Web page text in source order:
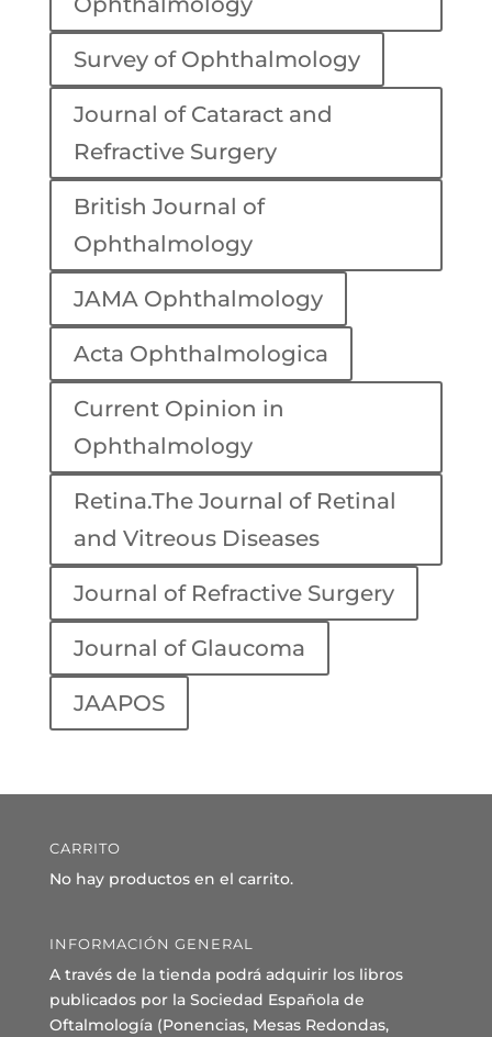
Survey of Ophthalmology
Journal of Cataract and
Refractive Surgery
British Journal of
Ophthalmology
JAMA Ophthalmology
Acta Ophthalmologica
Current Opinion in
Ophthalmology
Retina.The Journal of Retinal
and Vitreous Diseases
Journal of Refractive Surgery
Journal of Glaucoma
JAAPOS
CARRITO
No hay productos en el carrito.
INFORMACIÓN GENERAL
A través de la tienda podrá adquirir los libros
publicados por la Sociedad Española de
Oftalmología (Ponencias, Mesas Redondas,